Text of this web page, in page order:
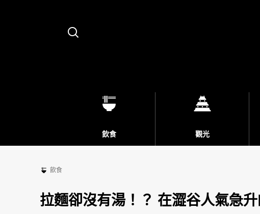
Search
飲食 觀光
飲食
拉麵卻沒有湯！？ 在澀谷人氣急